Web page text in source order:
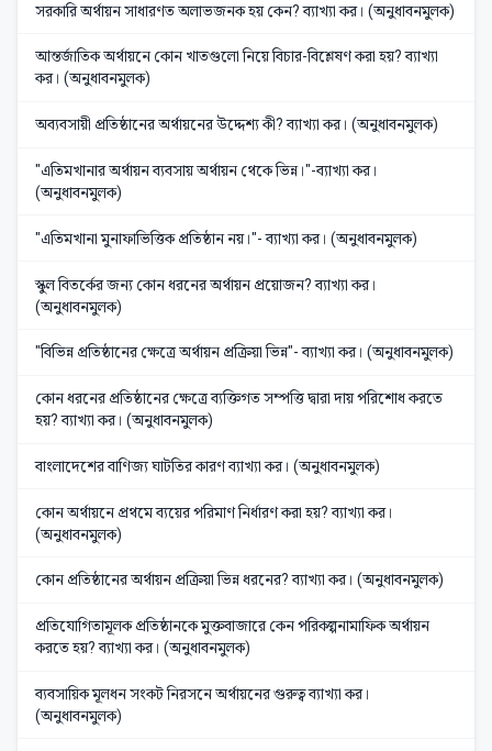
সরকারি অর্থায়ন সাধারণত অলাভজনক হয় কেন? ব্যাখ্যা কর। (অনুধাবনমুলক)
আন্তর্জাতিক অর্থায়নে কোন খাতগুলো নিয়ে বিচার-বিশ্লেষণ করা হয়? ব্যাখ্যা
কর। (অনুধাবনমুলক)
অব্যবসায়ী প্রতিষ্ঠানের অর্থায়নের উদ্দেশ্য কী? ব্যাখ্যা কর। (অনুধাবনমুলক)
"এতিমখানার অর্থায়ন ব্যবসায় অর্থায়ন থেকে ভিন্ন।"-ব্যাখ্যা কর।
(অনুধাবনমুলক)
"এতিমখানা মুনাফাভিত্তিক প্রতিষ্ঠান নয়।"- ব্যাখ্যা কর। (অনুধাবনমুলক)
স্কুল বিতর্কের জন্য কোন ধরনের অর্থায়ন প্রয়োজন? ব্যাখ্যা কর।
(অনুধাবনমুলক)
"বিভিন্ন প্রতিষ্ঠানের ক্ষেত্রে অর্থায়ন প্রক্রিয়া ভিন্ন"- ব্যাখ্যা কর। (অনুধাবনমুলক)
কোন ধরনের প্রতিষ্ঠানের ক্ষেত্রে ব্যক্তিগত সম্পত্তি দ্বারা দায় পরিশোধ করতে
হয়? ব্যাখ্যা কর। (অনুধাবনমুলক)
বাংলাদেশের বাণিজ্য ঘাটতির কারণ ব্যাখ্যা কর। (অনুধাবনমুলক)
কোন অর্থায়নে প্রথমে ব্যয়ের পরিমাণ নির্ধারণ করা হয়? ব্যাখ্যা কর।
(অনুধাবনমুলক)
কোন প্রতিষ্ঠানের অর্থায়ন প্রক্রিয়া ভিন্ন ধরনের? ব্যাখ্যা কর। (অনুধাবনমুলক)
প্রতিযোগিতামূলক প্রতিষ্ঠানকে মুক্তবাজারে কেন পরিকল্পনামাফিক অর্থায়ন
করতে হয়? ব্যাখ্যা কর। (অনুধাবনমুলক)
ব্যবসায়িক মূলধন সংকট নিরসনে অর্থায়নের গুরুত্ব ব্যাখ্যা কর।
(অনুধাবনমুলক)